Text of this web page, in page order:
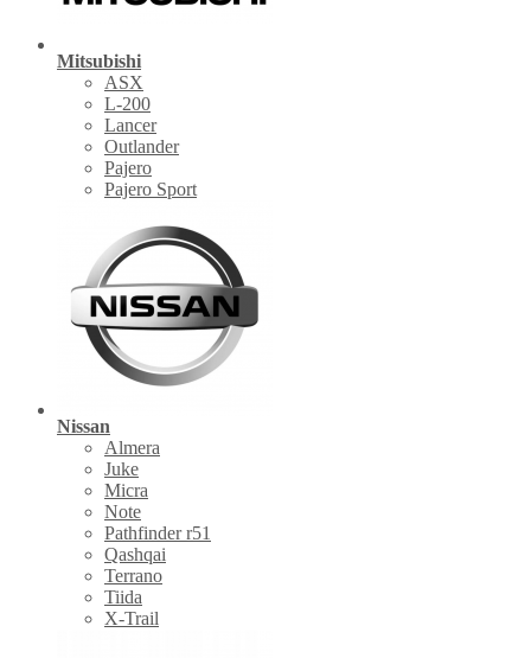
Mitsubishi
ASX
L-200
Lancer
Outlander
Pajero
Pajero Sport
Nissan
Almera
Juke
Micra
Note
Pathfinder r51
Qashqai
Terrano
Tiida
X-Trail